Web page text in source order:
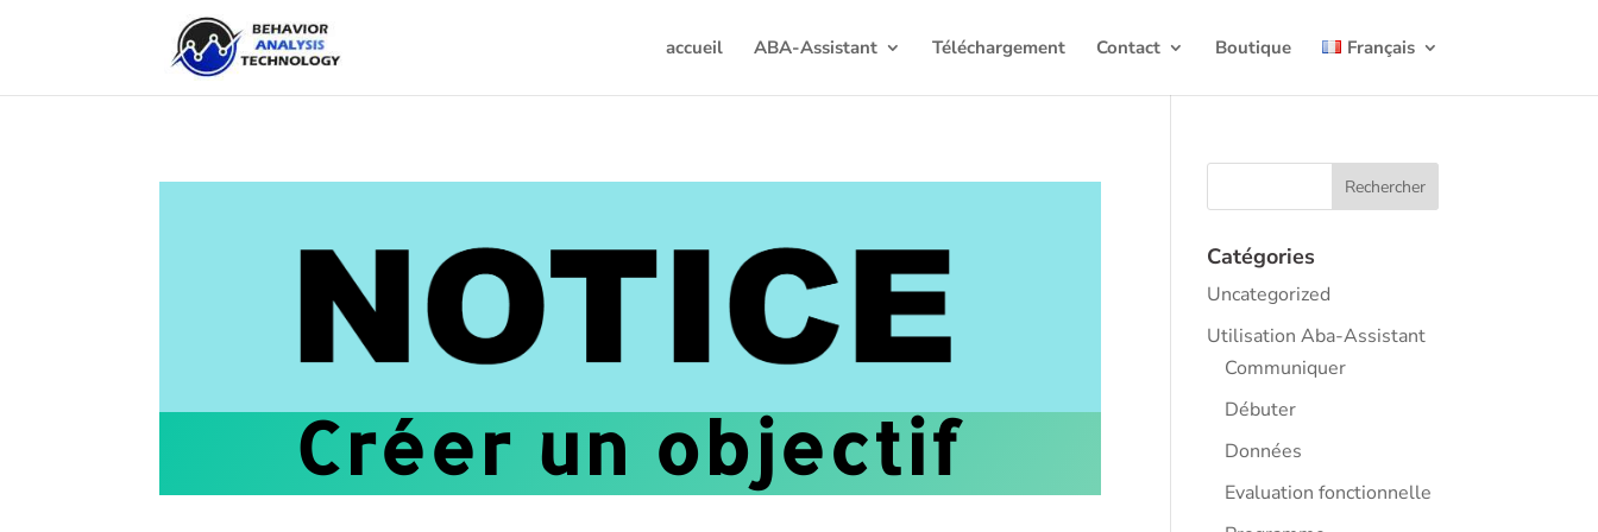
accueil ABA-Assistant Téléchargement Contact Boutique Français
Créer un objectif
Catégories
Uncategorized
Utilisation Aba-Assistant
Communiquer
Débuter
Données
Evaluation fonctionnelle